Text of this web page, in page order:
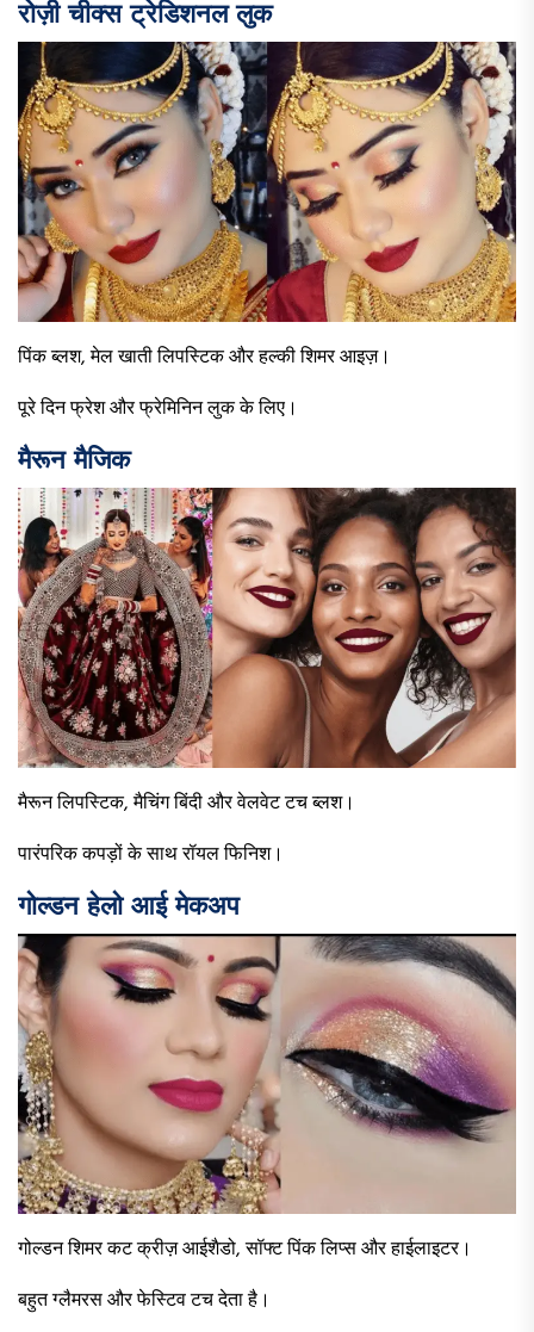
रोज़ी चीक्स ट्रेडिशनल लुक
पिंक ब्लश, मेल खाती लिपस्टिक और हल्की शिमर आइज़।
पूरे दिन फ्रेश और फ्रेमिनिन लुक के लिए।
मैरून मैजिक
मैरून लिपस्टिक, मैचिंग बिंदी और वेलवेट टच ब्लश।
पारंपरिक कपड़ों के साथ रॉयल फिनिश।
गोल्डन हेलो आई मेकअप
गोल्डन शिमर कट क्रीज़ आईशैडो, सॉफ्ट पिंक लिप्स और हाईलाइटर।
बहुत ग्लैमरस और फेस्टिव टच देता है।